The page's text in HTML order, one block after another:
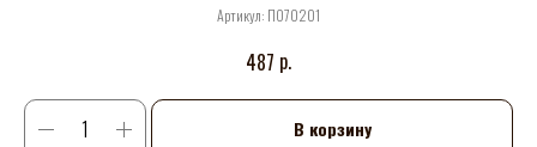
Артикул: П070201
487 р.
В корзину